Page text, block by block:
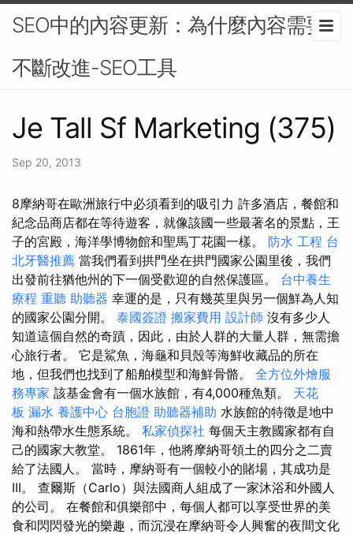
SEO中的內容更新：為什麼內容需要
不斷改進-SEO工具
Je Tall Sf Marketing (375)
Sep 20, 2013
8摩納哥在歐洲旅行中必須看到的吸引力 許多酒店，餐館和
紀念品商店都在等待遊客，就像該國一些最著名的景點，王
子的宮殿，海洋學博物館和聖馬丁花園一樣。 防水 工程 台
北牙醫推薦 當我們看到拱門坐在拱門國家公園里後，我們
出發前往猶他州的下一個受歡迎的自然保護區。 台中養生
療程 重聽 助聽器 幸運的是，只有幾英里與另一個鮮為人知
的國家公園分開。 泰國簽證 搬家費用 設計師 沒有多少人
知道這個自然的奇蹟，因此，由於人群的大量人群，無需擔
心旅行者。 它是鯊魚，海龜和貝殼等海鮮收藏品的所在
地，但我們也找到了船舶模型和海鮮骨骼。 全方位外燴服
務專家 該基金會有一個水族館，有4,000種魚類。 天花
板 漏水 養護中心 台胞證 助聽器補助 水族館的特徵是地中
海和熱帶水生態系統。 私家偵探社 每個天主教國家都有自
己的國家大教堂。 1861年，他將摩納哥領土的四分之二賣
給了法國人。 當時，摩納哥有一個較小的賭場，其成功是
III。 查爾斯（Carlo）與法國商人組成了一家沐浴和外國人
的公司。 在餐館和俱樂部中，每個人都可以享受世界的美
食和閃閃發光的樂趣，而沉浸在摩納哥令人興奮的夜間文化